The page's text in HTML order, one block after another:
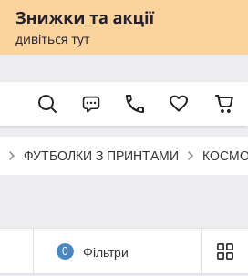
ФУТБОЛКИ З ПРИНТАМИ
0 Фільтри